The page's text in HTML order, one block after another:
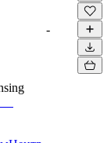
-